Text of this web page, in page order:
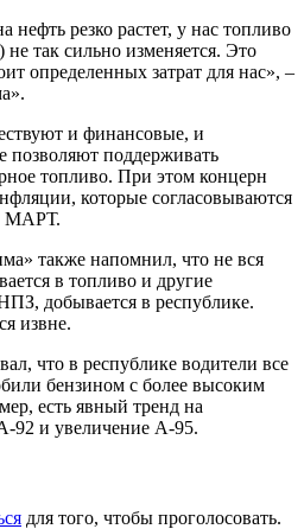
нефть резко растет, у нас топливо
так сильно изменяется. Это
определенных затрат для нас», –
и финансовые, и
позволяют поддерживать
топливо. При этом концерн
которые согласовываются
МАРТ.
также напомнил, что не вся
в топливо и другие
добывается в республике.
извне.
что в республике водители все
бензином с более высоким
есть явный тренд на
92 и увеличение А-95.
для того, чтобы проголосовать.